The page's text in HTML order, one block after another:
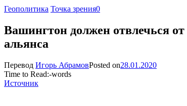
Геополитика Точка зрения0
Вашингтон должен отвлечься
альянса
Перевод Игорь АбрамовPosted on28.01.2020
Time to Read:-words
Источник